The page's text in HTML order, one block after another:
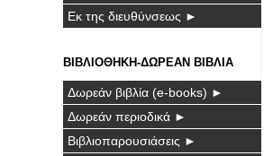
Εκ της διευθύνσεως ►
ΒΙΒΛΙΟΘΗΚΗ-ΔΩΡΕΑΝ ΒΙΒΛΙΑ
Δωρεάν βιβλία (e-books) ►
Δωρεάν περιοδικά ►
Βιβλιοπαρουσιάσεις ►